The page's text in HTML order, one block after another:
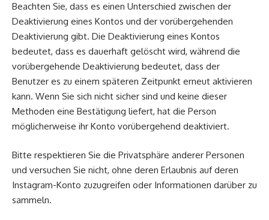
Beachten Sie, dass es einen Unterschied zwischen der
Deaktivierung eines Kontos und der vorübergehenden
Deaktivierung gibt. Die Deaktivierung eines Kontos
bedeutet, dass es dauerhaft gelöscht wird, während die
vorübergehende Deaktivierung bedeutet, dass der
Benutzer es zu einem späteren Zeitpunkt erneut aktivieren
kann. Wenn Sie sich nicht sicher sind und keine dieser
Methoden eine Bestätigung liefert, hat die Person
möglicherweise ihr Konto vorübergehend deaktiviert.
Bitte respektieren Sie die Privatsphäre anderer Personen
und versuchen Sie nicht, ohne deren Erlaubnis auf deren
Instagram-Konto zuzugreifen oder Informationen darüber zu
sammeln.